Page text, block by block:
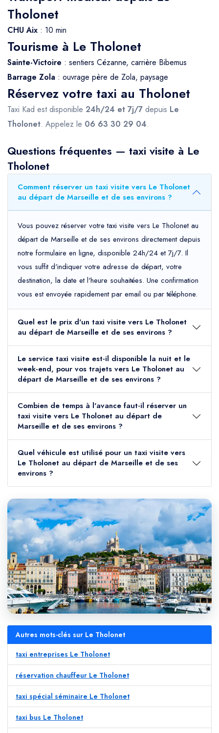
Tholonet
CHU Aix : 10 min
Tourisme à Le Tholonet
Sainte-Victoire : sentiers Cézanne, carrière Bibemus
Barrage Zola : ouvrage père de Zola, paysage
Réservez votre taxi au Tholonet
Taxi Kad est disponible 24h/24 et 7j/7 depuis Le
Tholonet. Appelez le 06 63 30 29 04.
Questions fréquentes — taxi visite à Le
Tholonet
Comment réserver un taxi visite vers Le Tholonet
au départ de Marseille et de ses environs ?
Vous pouvez réserver votre taxi visite vers Le Tholonet au
départ de Marseille et de ses environs directement depuis
notre formulaire en ligne, disponible 24h/24 et 7j/7. Il
vous suffit d'indiquer votre adresse de départ, votre
destination, la date et l'heure souhaitées. Une confirmation
vous est envoyée rapidement par email ou par téléphone.
Quel est le prix d'un taxi visite vers Le Tholonet
au départ de Marseille et de ses environs ?
Le service taxi visite est-il disponible la nuit et le
week-end, pour vos trajets vers Le Tholonet au
départ de Marseille et de ses environs ?
Combien de temps à l'avance faut-il réserver un
taxi visite vers Le Tholonet au départ de
Marseille et de ses environs ?
Quel véhicule est utilisé pour un taxi visite vers
Le Tholonet au départ de Marseille et de ses
environs ?
Autres mots-clés sur Le Tholonet
taxi entreprises Le Tholonet
réservation chauffeur Le Tholonet
taxi spécial séminaire Le Tholonet
taxi bus Le Tholonet